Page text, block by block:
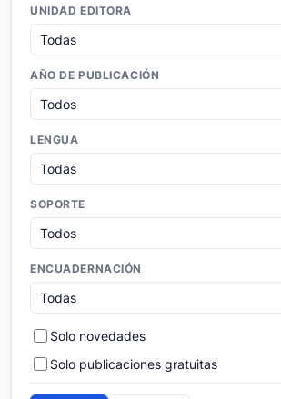
UNIDAD EDITORA
AÑO DE PUBLICACIÓN
LENGUA
SOPORTE
ENCUADERNACIÓN
Solo novedades
Solo publicaciones gratuitas